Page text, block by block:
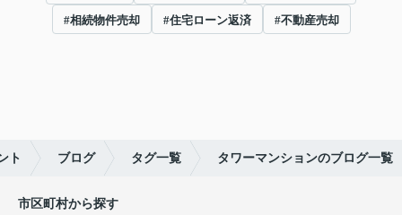
#相続物件売却 #住宅ローン返済 #不動産売却
ト ブログ タグ一覧 タワーマンションのブログ一覧
市区町村から探す